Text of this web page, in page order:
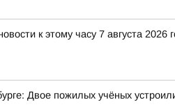
к этому часу 7 августа 2026
Двое пожилых учёных